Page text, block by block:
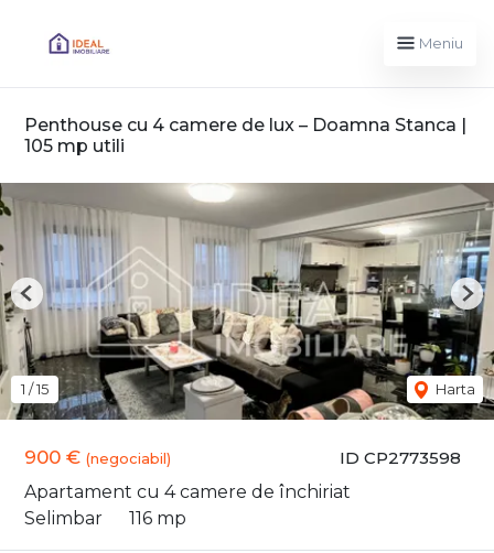
Meniu
Penthouse cu 4 camere de lux – Doamna Stanca |
105 mp utili
ID CP2773598
900 € (negociabil)
Apartament cu 4 camere de închiriat
Selimbar
116 mp
1 /15 Harta
Previous